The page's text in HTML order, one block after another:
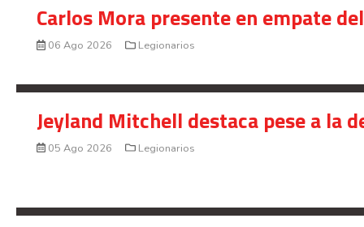
Carlos Mora presente en empate
06 Ago 2026 Legionarios
Jeyland Mitchell destaca pese a la
05 Ago 2026 Legionarios